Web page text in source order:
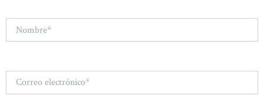
Correo
electrónico*